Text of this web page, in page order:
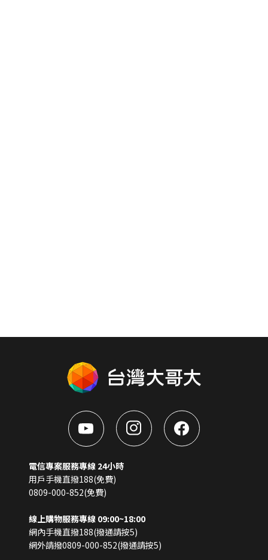
電信專案服務專線 24小時
用戶手機直撥188(免費)
0809-000-852(免費)
線上購物服務專線 09:00~18:00
網內手機直撥188(撥通請按5)
網外請撥0809-000-852(撥通請按5)